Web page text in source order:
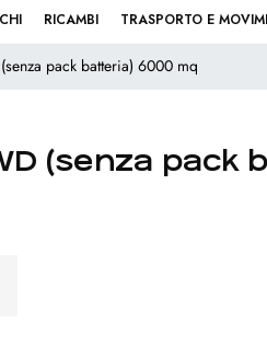
RICAMBI TRASPORTO E
pack batteria) 6000 mq
(senza pack